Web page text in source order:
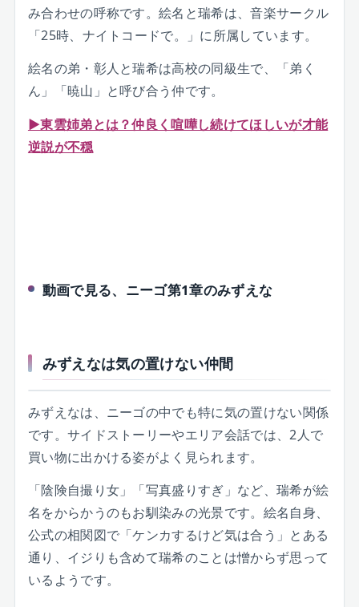
み合わせの呼称です。絵名と瑞希は、音楽サークル
「25時、ナイトコードで。」に所属しています。
絵名の弟・彰人と瑞希は高校の同級生で、「弟く
ん」「暁山」と呼び合う仲です。
▶東雲姉弟とは？仲良く喧嘩し続けてほしいが才能
逆説が不穏
動画で見る、ニーゴ第1章のみずえな
みずえなは気の置けない仲間
みずえなは、ニーゴの中でも特に気の置けない関係
です。サイドストーリーやエリア会話では、2人で
買い物に出かける姿がよく見られます。
「陰険自撮り女」「写真盛りすぎ」など、瑞希が絵
名をからかうのもお馴染みの光景です。絵名自身、
公式の相関図で「ケンカするけど気は合う」とある
通り、イジりも含めて瑞希のことは憎からず思って
いるようです。